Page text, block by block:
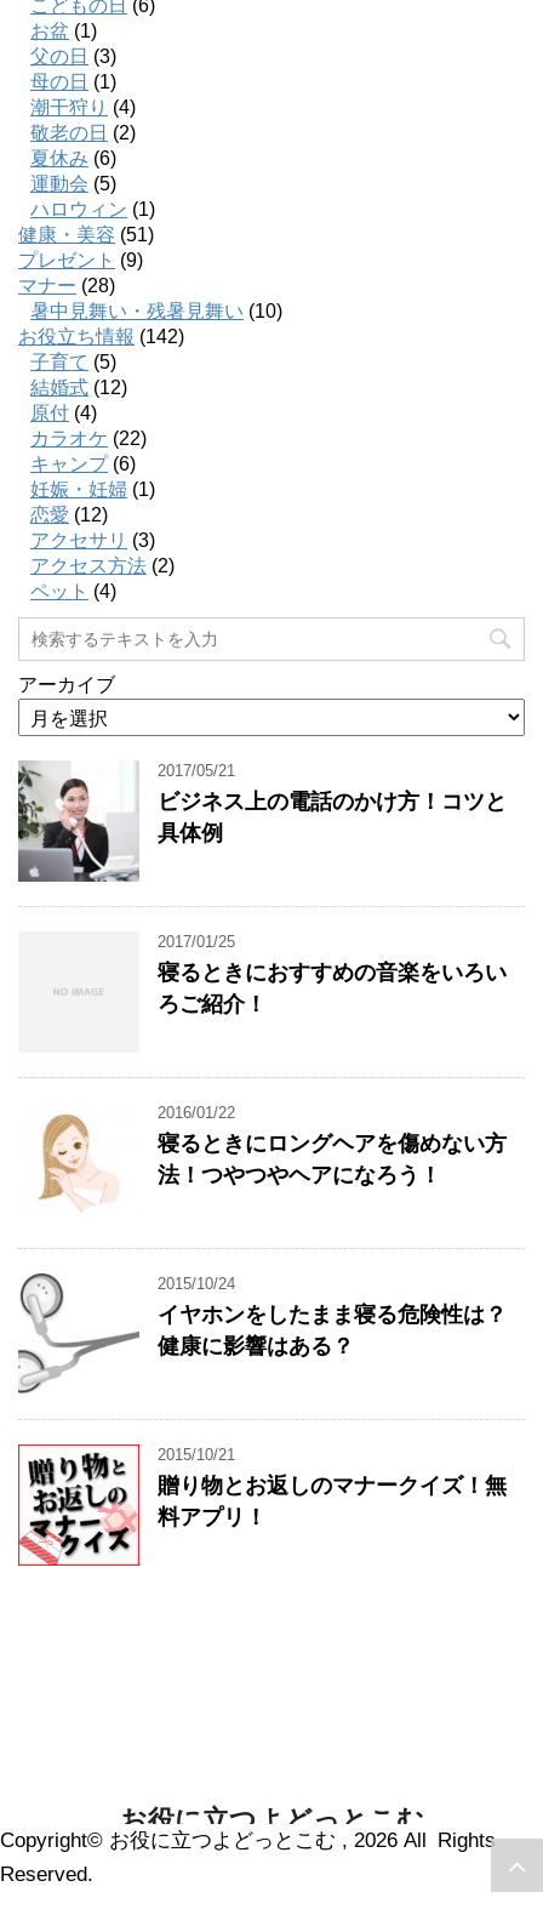
こどもの日 (6)
お盆 (1)
父の日 (3)
母の日 (1)
潮干狩り (4)
敬老の日 (2)
夏休み (6)
運動会 (5)
ハロウィン (1)
健康・美容 (51)
プレゼント (9)
マナー (28)
暑中見舞い・残暑見舞い (10)
お役立ち情報 (142)
子育て (5)
結婚式 (12)
原付 (4)
カラオケ (22)
キャンプ (6)
妊娠・妊婦 (1)
恋愛 (12)
アクセサリ (3)
アクセス方法 (2)
ペット (4)
アーカイブ
2017/05/21
ビジネス上の電話のかけ方！コツと
具体例
2017/01/25
寝るときにおすすめの音楽をいろい
ろご紹介！
2016/01/22
寝るときにロングヘアを傷めない方
法！つやつやヘアになろう！
2015/10/24
イヤホンをしたまま寝る危険性は？
健康に影響はある？
2015/10/21
贈り物とお返しのマナークイズ！無
料アプリ！
お役に立つよどっとこむ
Copyright© お役に立つよどっとこむ , 2026 All Rights
Reserved.